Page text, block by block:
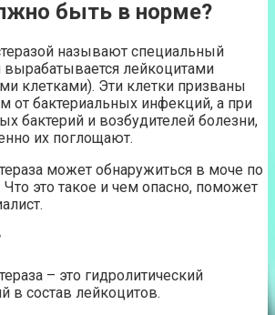
быть в норме?
называют специальный
лейкоцитами
клетками). Эти клетки призваны
от бактериальных инфекций, а при
бактерий и возбудителей болезни,
их поглощают.
может обнаружиться в моче по
это такое и чем опасно, поможет
– это гидролитический
в состав лейкоцитов.